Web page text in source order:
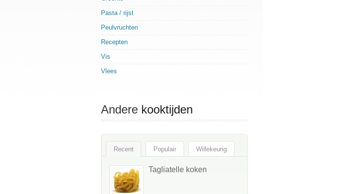
Pasta / rijst
Peulvruchten
Recepten
Vis
Vlees
Andere kooktijden
Recent Populair Willekeurig
Tagliatelle koken